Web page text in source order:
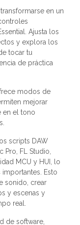
en un
Ajusta los
y explora los
tocar tu
de práctica
modos de
mejorar
en el tono
scripts DAW
Pro, FL Studio,
MCU y HUI, lo
Esto
sonido, crear
y escenas y
real.
de software,